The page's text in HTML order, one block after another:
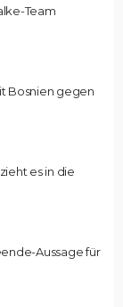
Team
Bosnien gegen
es in die
Aussage für